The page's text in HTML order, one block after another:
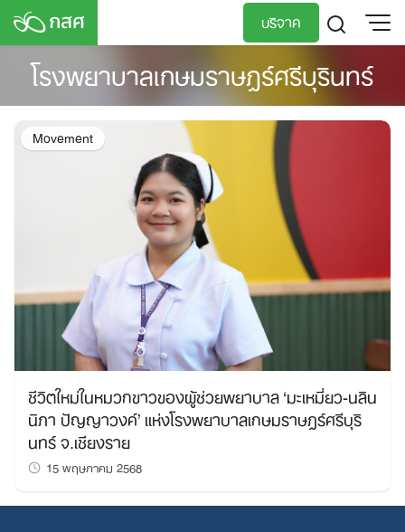
Skip
content
บริจาค
TH
EN
โรงพยาบาลเกษมราษฎร์ศรีบุรินทร์
Movement
ชีวิตใหม่ในหมวกขาวของผู้ช่วยพยาบาล ‘มะเหมี่ยว-นลิน
นิภา ปัญญาวงค์’ แห่งโรงพยาบาลเกษมราษฎร์ศรีบุริ
นทร์ จ.เชียงราย
15 พฤษภาคม 2568